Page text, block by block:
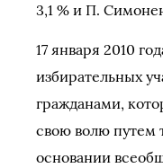
3,1 % и П.
17 января 2010
избирательных
гражданами,
свою волю путем
основании